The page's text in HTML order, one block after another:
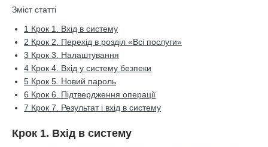
Зміст статті
1 Крок 1. Вхід в систему
2 Крок 2. Перехід в розділ «Всі послуги»
3 Крок 3. Налаштування
4 Крок 4. Вхід у систему безпеки
5 Крок 5. Новий пароль
6 Крок 6. Підтвердження операції
7 Крок 7. Результат і вхід в систему
Крок 1. Вхід в систему